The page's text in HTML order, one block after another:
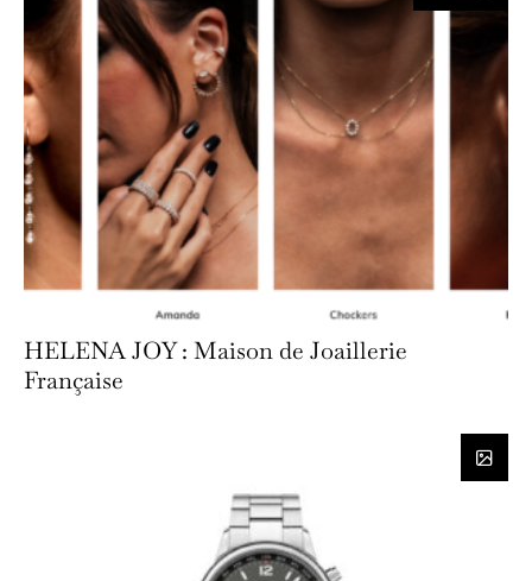
HELENA JOY : Maison de Joaillerie
Française